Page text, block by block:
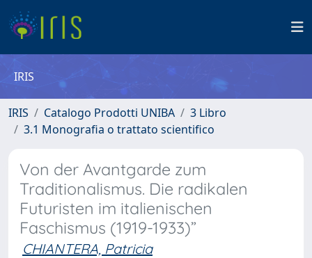
IRIS
IRIS Catalogo Prodotti UNIBA
3 Libro
3.1 Monografia o trattato scientifico
Von der Avantgarde zum
Traditionalismus. Die radikalen
Futuristen im italienischen
Faschismus (1919-1933)”
CHIANTERA, Patricia